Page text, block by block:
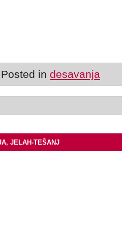
Posted in desavanja
JELAH-TEŠANJ